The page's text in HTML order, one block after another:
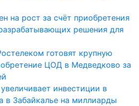
на рост за счёт приобретения
решения для
готовят крупную
ЦОД в Медведково за
инвестиции в
в Забайкалье на миллиарды